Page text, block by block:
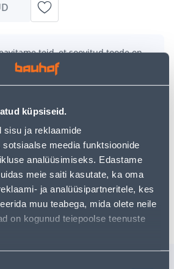
küpsiseid.
sisu ja reklaamide
meedia funktsioonide
analüüsimiseks. Edastame
meie saiti kasutate, ka oma
ja analüüsipartneritele, kes
muu teabega, mida olete neile
on kogunud teiepoolse teenuste
teid, et soovitud toode on
tõttu ajutiselt otsas. Siiski
alternatiive samast
võivad teile sama palju rõõmu
pea aga siin lõppema - oma
naastes
avalehele
otsingufunktsiooni, et leida
valikuid. Head ostlemist!